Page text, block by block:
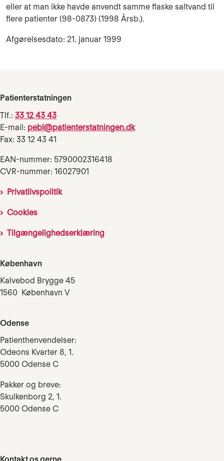
eller at man ikke havde an­vendt samme flaske saltvand til
flere patienter (98-0873) (1998 Årsb.).
Afgørelsesdato: 21. januar 1999
Patienterstatningen
Tlf.: 33 12 43 43
E-mail: pebl@patienterstatningen.dk
Fax: 33 12 43 41
EAN-nummer: 5790002316418
CVR-nummer: 16027901
Privatlivspolitik
Cookies
Tilgængelighedserklæring
København
Kalvebod Brygge 45
1560 København V
Odense
Patienthenvendelser:
Odeons Kvarter 8, 1.
5000 Odense C
Pakker og breve:
Skulkenborg 2, 1.
5000 Odense C